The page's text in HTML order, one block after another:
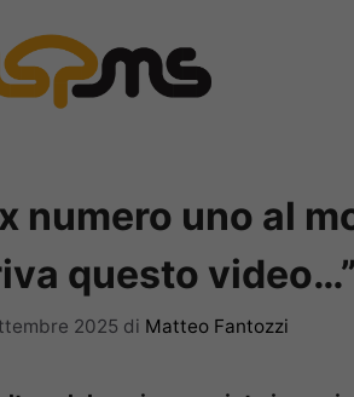
numero uno al
questo video…”
2025 di Matteo Fantozzi